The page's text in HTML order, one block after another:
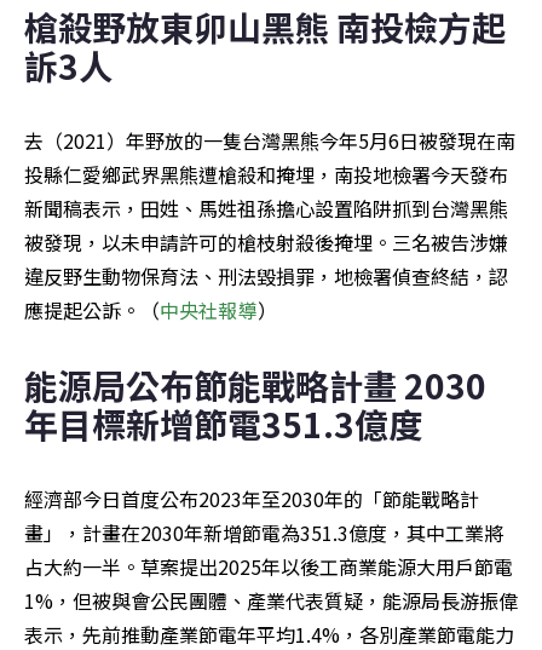
槍殺野放東卯山黑熊 南投檢方起
訴3人
去（2021）年野放的一隻台灣黑熊今年5月6日被發現在南
投縣仁愛鄉武界黑熊遭槍殺和掩埋，南投地檢署今天發布
新聞稿表示，田姓、馬姓祖孫擔心設置陷阱抓到台灣黑熊
被發現，以未申請許可的槍枝射殺後掩埋。三名被告涉嫌
違反野生動物保育法、刑法毀損罪，地檢署偵查終結，認
應提起公訴。（中央社報導）
能源局公布節能戰略計畫 2030
年目標新增節電351.3億度
經濟部今日首度公布2023年至2030年的「節能戰略計
畫」，計畫在2030年新增節電為351.3億度，其中工業將
占大約一半。草案提出2025年以後工商業能源大用戶節電
1%，但被與會公民團體、產業代表質疑，能源局長游振偉
表示，先前推動產業節電年平均1.4%，各別產業節電能力